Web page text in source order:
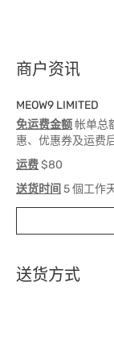
商户资讯
MEOW9 LIMITED
免运费金额帐单总
惠、优惠券及运费
运费$80
送货时间 5 個工作
送货方式
1. 送货到府（受卫生